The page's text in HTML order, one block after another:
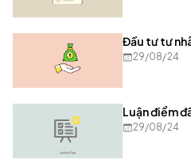
Đầu tư tư
29/08/24
Luận điểm
29/08/24